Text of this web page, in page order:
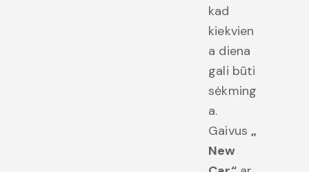
kad
kiekvien
a diena
gali būti
sėkming
a.
Gaivus „
New